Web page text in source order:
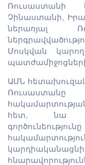
Ռուսաստանի
Չինաստանի,
ներառյալ
Մոսկվան
ԱՄՆ
հետ, նա